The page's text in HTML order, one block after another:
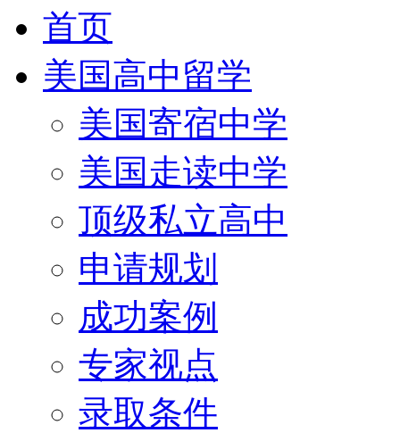
首页
美国高中留学
美国寄宿中学
美国走读中学
顶级私立高中
申请规划
成功案例
专家视点
录取条件